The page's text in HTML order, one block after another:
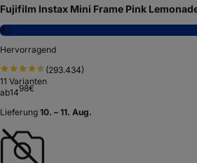
Fujifilm Instax Mini Frame Pink
8,3
Hervorragend
(293.434)
11 Varianten
ab1498€
Lieferung 10. – 11. Aug.